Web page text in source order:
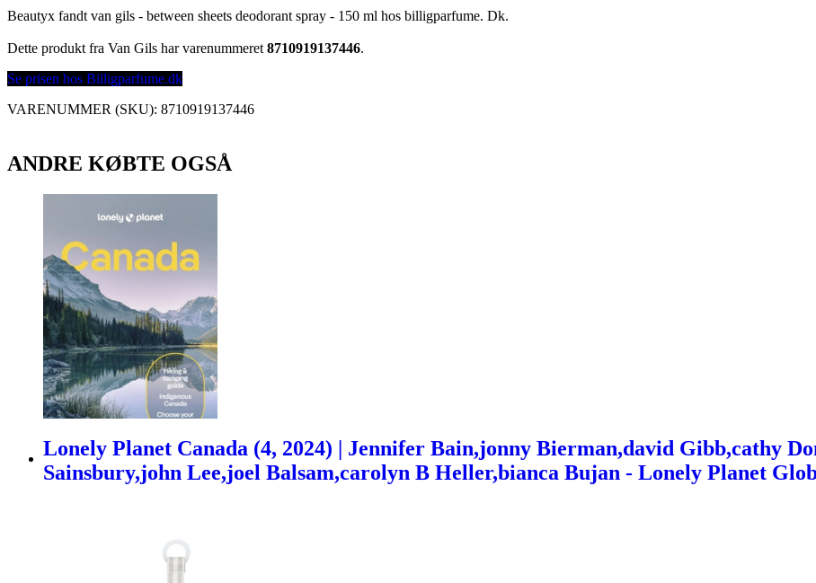
Beautyx fandt van gils - between sheets deodorant spray - 150 ml hos billigparfume. Dk.
Dette produkt fra Van Gils har varenummeret 8710919137446.
Se prisen hos Billigparfume.dk
VARENUMMER (SKU): 8710919137446
ANDRE KØBTE OGSÅ
Lonely Planet Canada (4, 2024) | Jennifer Bain,jonny Bierman,david Gibb,cathy
Sainsbury,john Lee,joel Balsam,carolyn B Heller,bianca Bujan - Lonely Planet